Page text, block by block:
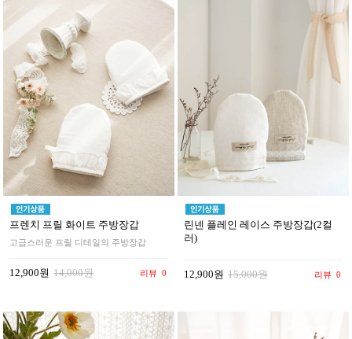
프렌치 프릴 화이트 주방장갑
고급스러운 프릴 디테일의 주방장갑
12,900원 14,000원 리뷰 0
린넨 플레인 레이스 주방장갑(2컬
러)
12,900원 15,000원 리뷰 0